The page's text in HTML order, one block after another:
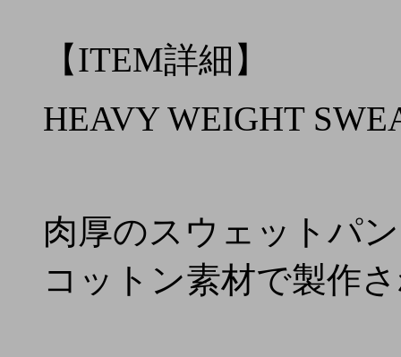
【ITEM詳細】
HEAVY WEIGHT
肉厚のスウェットパ
コットン素材で製作